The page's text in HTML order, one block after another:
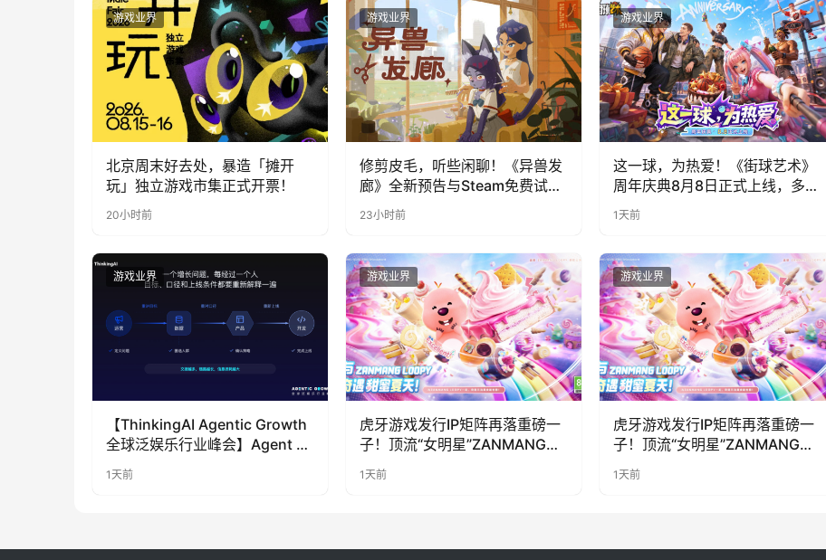
游戏业界
北京周末好去处，暴造「摊开
玩」独立游戏市集正式开票！
20小时前
游戏业界
修剪皮毛，听些闲聊！《异兽发
廊》全新预告与Steam免费试玩
公开
23小时前
游戏业界
这一球，为热爱！《街球艺术》
周年庆典8月8日正式上线，多重
福利与全新内容同步开启
1天前
游戏业界
【ThinkingAI Agentic Growth
全球泛娱乐行业峰会】Agent 时
1天前
游戏业界
虎牙游戏发行IP矩阵再落重磅一
子！顶流“女明星”ZANMANG
奇遇》惊喜曝光
1天前
游戏业界
虎牙游戏发行IP矩阵再落重磅一
子！顶流“女明星”ZANMANG
奇遇》惊喜曝光
1天前